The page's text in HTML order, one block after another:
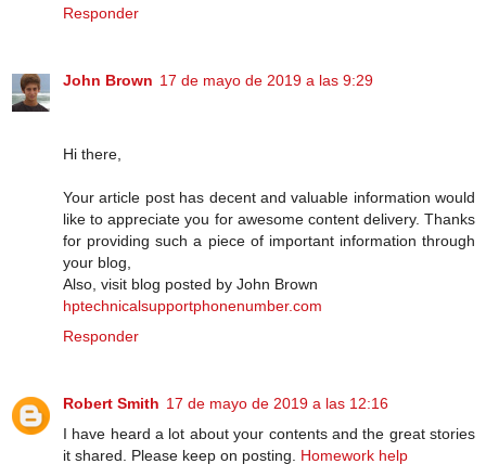
Responder
John Brown 17 de mayo de 2019 a las 9:29
Hi there,
Your article post has decent and valuable information would
like to appreciate you for awesome content delivery. Thanks
for providing such a piece of important information through
your blog,
Also, visit blog posted by John Brown
hptechnicalsupportphonenumber.com
Responder
Robert Smith 17 de mayo de 2019 a las 12:16
I have heard a lot about your contents and the great stories
it shared. Please keep on posting. Homework help